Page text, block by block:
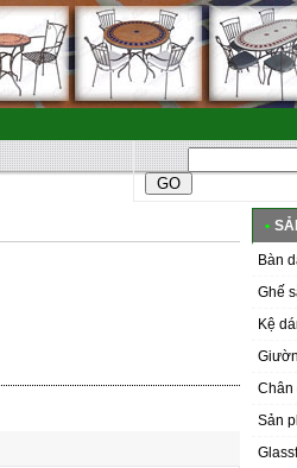
•
Bàn
Ghế
Kệ
Chân
Sản